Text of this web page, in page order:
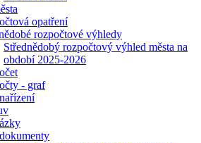
opatření
rozpočtové výhledy
Střednědobý rozpočtový výhled města na
období 2025-2026
- graf